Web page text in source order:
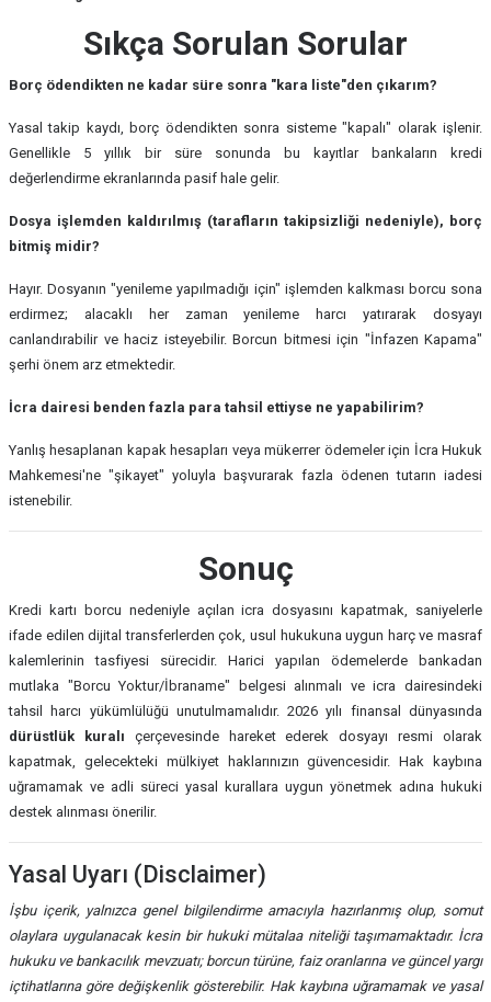
Sıkça Sorulan Sorular
Borç ödendikten ne kadar süre sonra "kara liste"den çıkarım?
Yasal takip kaydı, borç ödendikten sonra sisteme "kapalı" olarak işlenir.
Genellikle 5 yıllık bir süre sonunda bu kayıtlar bankaların kredi
değerlendirme ekranlarında pasif hale gelir.
Dosya işlemden kaldırılmış (tarafların takipsizliği nedeniyle), borç
bitmiş midir?
Hayır. Dosyanın "yenileme yapılmadığı için" işlemden kalkması borcu sona
erdirmez; alacaklı her zaman yenileme harcı yatırarak dosyayı
canlandırabilir ve haciz isteyebilir. Borcun bitmesi için "İnfazen Kapama"
şerhi önem arz etmektedir.
İcra dairesi benden fazla para tahsil ettiyse ne yapabilirim?
Yanlış hesaplanan kapak hesapları veya mükerrer ödemeler için İcra Hukuk
Mahkemesi'ne "şikayet" yoluyla başvurarak fazla ödenen tutarın iadesi
istenebilir.
Sonuç
Kredi kartı borcu nedeniyle açılan icra dosyasını kapatmak, saniyelerle
ifade edilen dijital transferlerden çok, usul hukukuna uygun harç ve masraf
kalemlerinin tasfiyesi sürecidir. Harici yapılan ödemelerde bankadan
mutlaka "Borcu Yoktur/İbraname" belgesi alınmalı ve icra dairesindeki
tahsil harcı yükümlülüğü unutulmamalıdır. 2026 yılı finansal dünyasında
dürüstlük kuralı çerçevesinde hareket ederek dosyayı resmi olarak
kapatmak, gelecekteki mülkiyet haklarınızın güvencesidir. Hak kaybına
uğramamak ve adli süreci yasal kurallara uygun yönetmek adına hukuki
destek alınması önerilir.
Yasal Uyarı (Disclaimer)
İşbu içerik, yalnızca genel bilgilendirme amacıyla hazırlanmış olup, somut
olaylara uygulanacak kesin bir hukuki mütalaa niteliği taşımamaktadır. İcra
hukuku ve bankacılık mevzuatı; borcun türüne, faiz oranlarına ve güncel yargı
içtihatlarına göre değişkenlik gösterebilir. Hak kaybına uğramamak ve yasal